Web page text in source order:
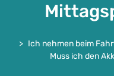
Ich nehmen beim
Muss ich den